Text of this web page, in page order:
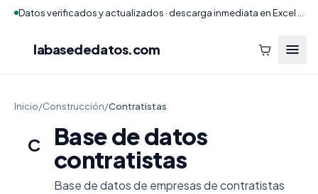
labasededatos.com
Inicio/Construcción/Contratistas
C
Base de datos
contratistas
Base de datos de empresas de contratistas